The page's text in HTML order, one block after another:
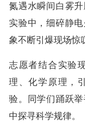
氮遇水瞬间白雾
实验中，细碎静
象不断引爆现场惊
志愿者结合实验
理、化学原理，
验。同学们踊跃
中探寻科学规律。